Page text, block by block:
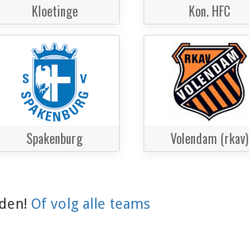
Kloetinge Kon. HFC
Spakenburg Volendam (rkav)
Of volg alle teams